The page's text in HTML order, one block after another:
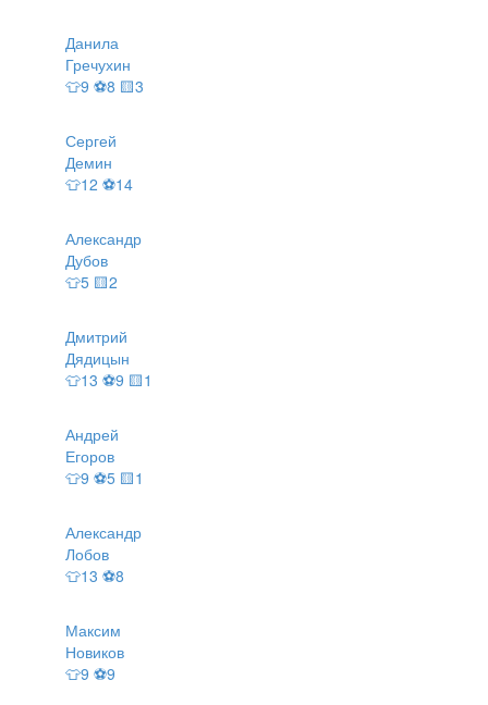
Данила
Гречухин
👕9 ⚽8 🟨3
Сергей
Демин
👕12 ⚽14
Александр
Дубов
👕5 🟨2
Дмитрий
Дядицын
👕13 ⚽9 🟨1
Андрей
Егоров
👕9 ⚽5 🟨1
Александр
Лобов
👕13 ⚽8
Максим
Новиков
👕9 ⚽9